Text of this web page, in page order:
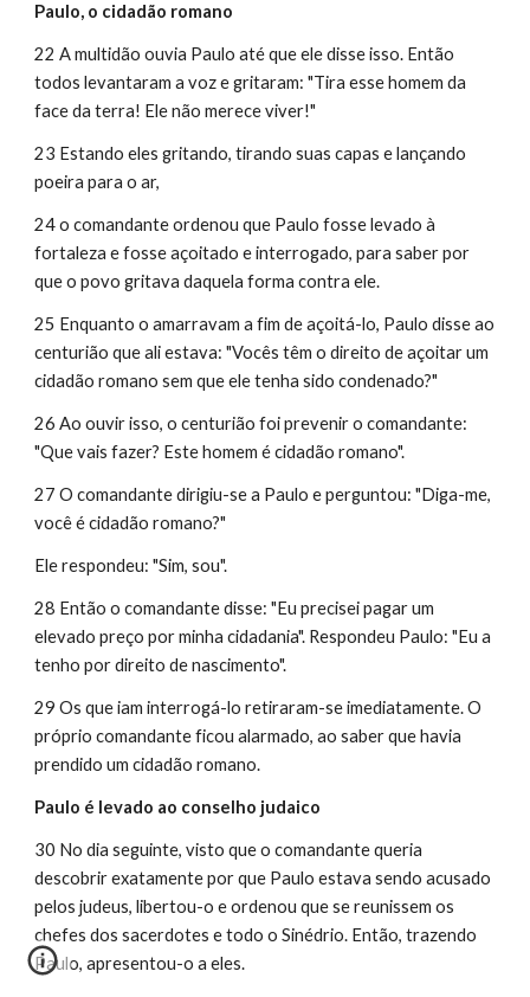
Paulo, o cidadão romano
22 A multidão ouvia Paulo até que ele disse isso. Então
todos levantaram a voz e gritaram: "Tira esse homem da
face da terra! Ele não merece viver!"
23 Estando eles gritando, tirando suas capas e lançando
poeira para o ar,
24 o comandante ordenou que Paulo fosse levado à
fortaleza e fosse açoitado e interrogado, para saber por
que o povo gritava daquela forma contra ele.
25 Enquanto o amarravam a fim de açoitá-lo, Paulo disse ao
centurião que ali estava: "Vocês têm o direito de açoitar um
cidadão romano sem que ele tenha sido condenado?"
26 Ao ouvir isso, o centurião foi prevenir o comandante:
"Que vais fazer? Este homem é cidadão romano".
27 O comandante dirigiu-se a Paulo e perguntou: "Diga-me,
você é cidadão romano?"
Ele respondeu: "Sim, sou".
28 Então o comandante disse: "Eu precisei pagar um
elevado preço por minha cidadania". Respondeu Paulo: "Eu a
tenho por direito de nascimento".
29 Os que iam interrogá-lo retiraram-se imediatamente. O
próprio comandante ficou alarmado, ao saber que havia
prendido um cidadão romano.
Paulo é levado ao conselho judaico
30 No dia seguinte, visto que o comandante queria
descobrir exatamente por que Paulo estava sendo acusado
pelos judeus, libertou-o e ordenou que se reunissem os
chefes dos sacerdotes e todo o Sinédrio. Então, trazendo
Paulo, apresentou-o a eles.